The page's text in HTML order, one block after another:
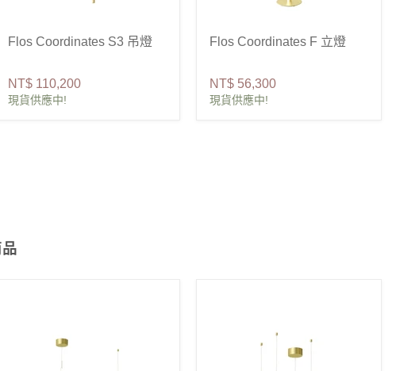
Flos Coordinates S3 吊燈
NT$ 110,200
現貨供應中!
Flos Coordinates F 立燈
NT$ 56,300
現貨供應中!